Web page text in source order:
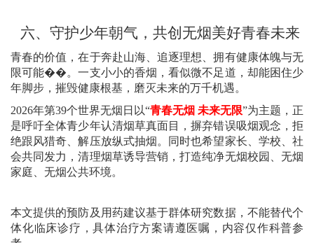
六、 守护少年朝气，共创无烟美好青春未来
青春的价值，在于奔赴山海、追逐理想、拥有健康体魄与无
限可能��。一支小小的香烟，看似微不足道，却能困住少
年脚步，摧毁健康根基，磨灭未来的万千机遇。
2026年第39个世界无烟日以“青春无烟 未来无限”为主题，正
是呼吁全体青少年认清烟草真面目，摒弃错误吸烟观念，拒
绝跟风猎奇、解压放纵式抽烟。同时也希望家长、学校、社
会共同发力，清理烟草诱导营销，打造纯净无烟校园、无烟
家庭、无烟公共环境。
本文提供的预防及用药建议基于群体研究数据，不能替代个
体化临床诊疗，具体治疗方案请遵医嘱，内容仅作科普参